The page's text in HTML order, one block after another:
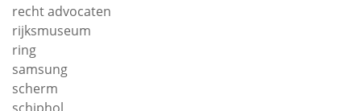
recht advocaten
rijksmuseum
ring
samsung
scherm